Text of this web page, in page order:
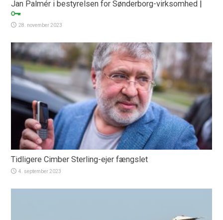
Jan Palmér i bestyrelsen for Sønderborg-virksomhed |
28. november 2023
Tidligere Cimber Sterling-ejer fængslet
4. september 2023